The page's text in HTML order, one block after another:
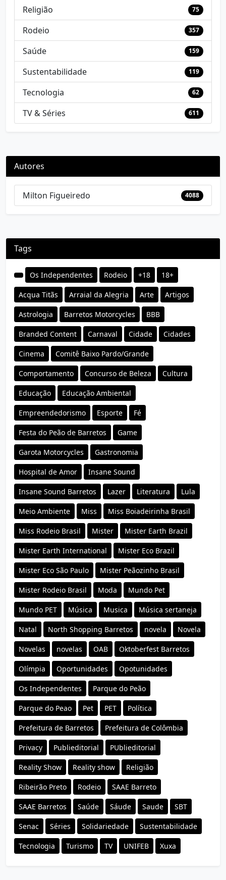
Religião 75
Rodeio 357
Saúde 159
Sustentabilidade 119
Tecnologia 62
TV & Séries 611
Autores
Milton Figueiredo 4088
Tags
Os Independentes Rodeio +18 18+
Acqua Titãs Arraial da Alegria Arte Artigos
Astrologia Barretos Motorcycles BBB
Branded Content Carnaval Cidade Cidades
Cinema Comitê Baixo Pardo/Grande
Comportamento Concurso de Beleza Cultura
Educação Educação Ambiental
Empreendedorismo Esporte Fé
Festa do Peão de Barretos Game
Garota Motorcycles Gastronomia
Hospital de Amor Insane Sound
Insane Sound Barretos Lazer Literatura Lula
Meio Ambiente Miss Miss Boiadeirinha Brasil
Miss Rodeio Brasil Mister Mister Earth Brazil
Mister Earth International Mister Eco Brazil
Mister Eco São Paulo Mister Peãozinho Brasil
Mister Rodeio Brasil Moda Mundo Pet
Mundo PET Música Musica Música sertaneja
Natal North Shopping Barretos novela Novela
Novelas novelas OAB Oktoberfest Barretos
Olímpia Oportunidades Opotunidades
Os Independentes Parque do Peão
Parque do Peao Pet PET Política
Prefeitura de Barretos Prefeitura de Colômbia
Privacy Publieditorial PUblieditorial
Reality Show Reality show Religião
Ribeirão Preto Rodeio SAAE Barreto
SAAE Barretos Saúde Sáude Saude SBT
Senac Séries Solidariedade Sustentabilidade
Tecnologia Turismo TV UNIFEB Xuxa